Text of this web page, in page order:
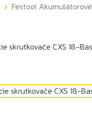
Festool